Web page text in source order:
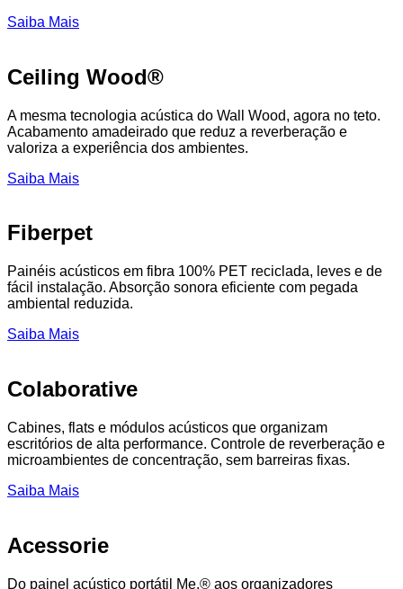
Saiba Mais
Ceiling Wood®
A mesma tecnologia acústica do Wall Wood, agora no teto.
Acabamento amadeirado que reduz a reverberação e
valoriza a experiência dos ambientes.
Saiba Mais
Fiberpet
Painéis acústicos em fibra 100% PET reciclada, leves e de
fácil instalação. Absorção sonora eficiente com pegada
ambiental reduzida.
Saiba Mais
Colaborative
Cabines, flats e módulos acústicos que organizam
escritórios de alta performance. Controle de reverberação e
microambientes de concentração, sem barreiras fixas.
Saiba Mais
Acessorie
Do painel acústico portátil Me.® aos organizadores